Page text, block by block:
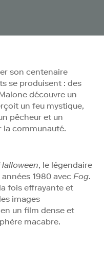
son centenaire
se produisent : des
découvre un
un feu mystique,
pêcheur et un
la communauté.
, le légendaire
1980 avecFog.
fois effrayante et
images
un film dense et
macabre.